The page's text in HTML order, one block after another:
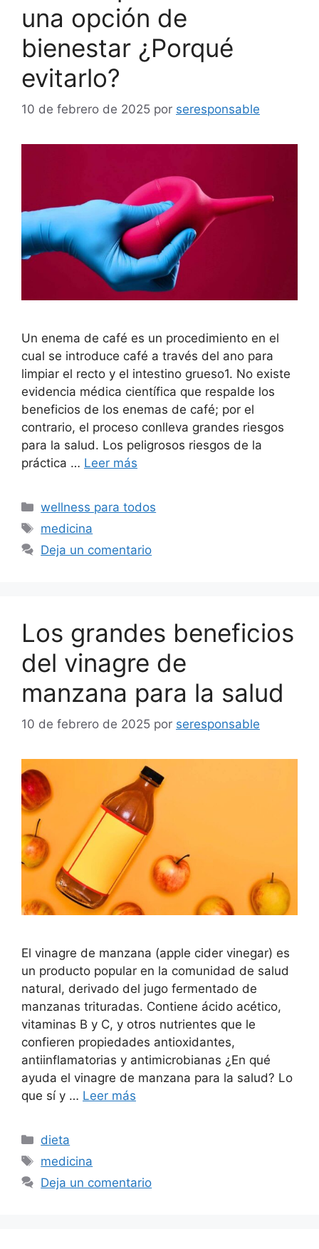
una opción de
bienestar ¿Porqué
evitarlo?
10 de febrero de 2025 por seresponsable
Un enema de café es un procedimiento en el
cual se introduce café a través del ano para
limpiar el recto y el intestino grueso1. No existe
evidencia médica científica que respalde los
beneficios de los enemas de café; por el
contrario, el proceso conlleva grandes riesgos
para la salud. Los peligrosos riesgos de la
práctica … Leer más
Categorías
wellness para todos
Etiquetas
medicina
Deja un comentario
Los grandes beneficios
del vinagre de
manzana para la salud
10 de febrero de 2025 por seresponsable
El vinagre de manzana (apple cider vinegar) es
un producto popular en la comunidad de salud
natural, derivado del jugo fermentado de
manzanas trituradas. Contiene ácido acético,
vitaminas B y C, y otros nutrientes que le
confieren propiedades antioxidantes,
antiinflamatorias y antimicrobianas ¿En qué
ayuda el vinagre de manzana para la salud? Lo
que sí y … Leer más
Categorías
dieta
Etiquetas
medicina
Deja un comentario